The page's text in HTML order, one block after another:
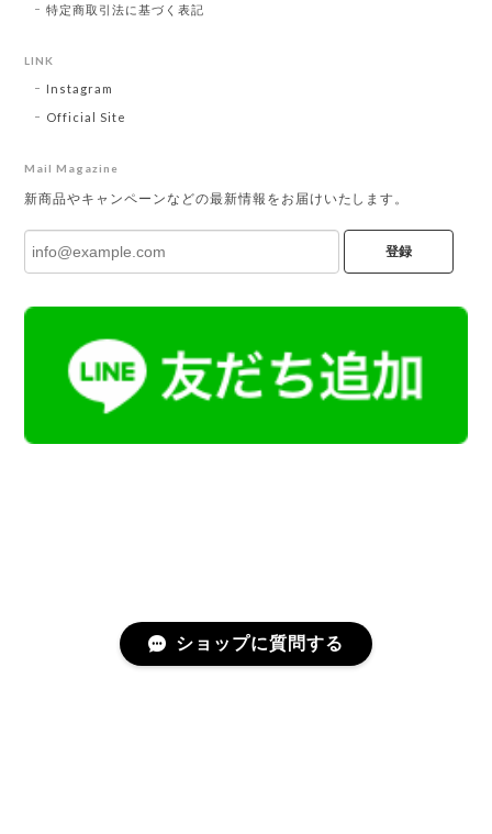
特定商取引法に基づく表記
LINK
Instagram
Official Site
Mail Magazine
新商品やキャンペーンなどの最新情報をお届けいたします。
登録
ショップに質問する